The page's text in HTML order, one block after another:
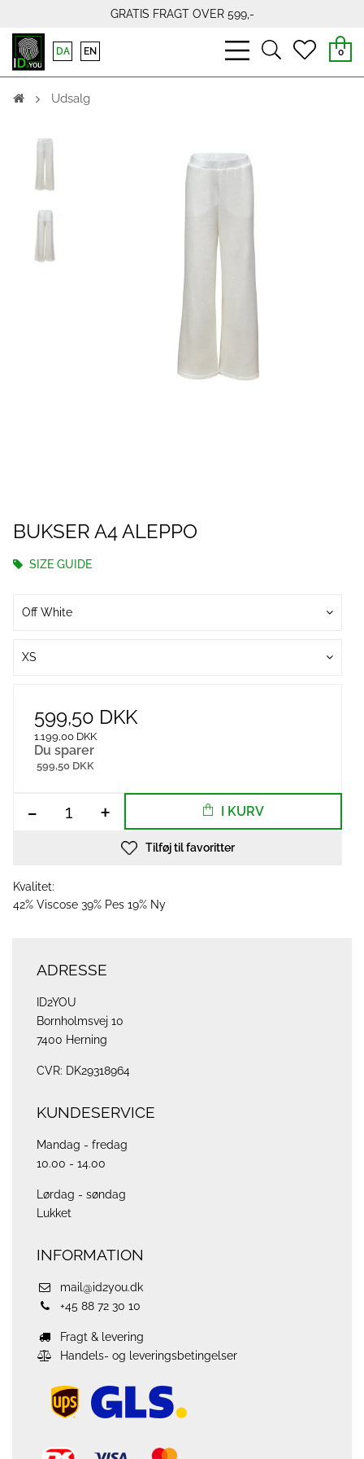
GRATIS FRAGT OVER 599,-
bars
light
searchheart
0
DA EN
Udsalg
BUKSER A4 ALEPPO
SIZE GUIDE
Off White
XS
599,50 DKK
1.199,00 DKK
Du sparer
599,50 DKK
- + I KURV
Tilføj til favoritter
Kvalitet:
42% Viscose 39% Pes 19% Ny
ADRESSE
ID2YOU
Bornholmsvej 10
7400 Herning
CVR: DK29318964
KUNDESERVICE
Mandag - fredag
10.00 - 14.00
Lørdag - søndag
Lukket
INFORMATION
mail@id2you.dk
+45 88 72 30 10
Fragt & levering
Handels- og leveringsbetingelser
ups
logo